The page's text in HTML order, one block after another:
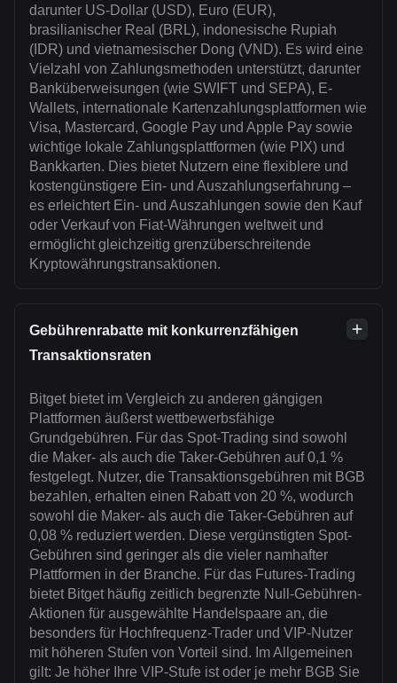
darunter US-Dollar (USD), Euro (EUR),
brasilianischer Real (BRL), indonesische Rupiah
(IDR) und vietnamesischer Dong (VND). Es wird eine
Vielzahl von Zahlungsmethoden unterstützt, darunter
Banküberweisungen (wie SWIFT und SEPA), E-
Wallets, internationale Kartenzahlungsplattformen wie
Visa, Mastercard, Google Pay und Apple Pay sowie
wichtige lokale Zahlungsplattformen (wie PIX) und
Bankkarten. Dies bietet Nutzern eine flexiblere und
kostengünstigere Ein- und Auszahlungserfahrung –
es erleichtert Ein- und Auszahlungen sowie den Kauf
oder Verkauf von Fiat-Währungen weltweit und
ermöglicht gleichzeitig grenzüberschreitende
Kryptowährungstransaktionen.
Gebührenrabatte mit konkurrenzfähigen
Transaktionsraten
Bitget bietet im Vergleich zu anderen gängigen
Plattformen äußerst wettbewerbsfähige
Grundgebühren. Für das Spot-Trading sind sowohl
die Maker- als auch die Taker-Gebühren auf 0,1 %
festgelegt. Nutzer, die Transaktionsgebühren mit BGB
bezahlen, erhalten einen Rabatt von 20 %, wodurch
sowohl die Maker- als auch die Taker-Gebühren auf
0,08 % reduziert werden. Diese vergünstigten Spot-
Gebühren sind geringer als die vieler namhafter
Plattformen in der Branche. Für das Futures-Trading
bietet Bitget häufig zeitlich begrenzte Null-Gebühren-
Aktionen für ausgewählte Handelspaare an, die
besonders für Hochfrequenz-Trader und VIP-Nutzer
mit höheren Stufen von Vorteil sind. Im Allgemeinen
gilt: Je höher Ihre VIP-Stufe ist oder je mehr BGB Sie